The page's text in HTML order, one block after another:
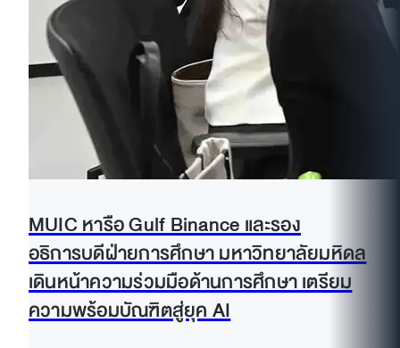
MUIC หารือ Gulf Binance และรอง
อธิการบดีฝ่ายการศึกษา มหาวิทยาลัยมหิดล
เดินหน้าความร่วมมือด้านการศึกษา เตรียม
ความพร้อมบัณฑิตสู่ยุค AI